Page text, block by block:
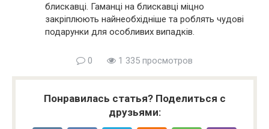
блискавці. Гаманці на блискавці міцно
закріплюють найнеобхідніше та роблять чудові
подарунки для особливих випадків.
0 1 335 просмотров
Понравилась статья? Поделиться с
друзьями: